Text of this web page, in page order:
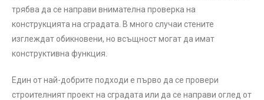
трябва да се направи внимателна проверка на
конструкцията на сградата. В много случаи стените
изглеждат обикновени, но всъщност могат да имат
конструктивна функция.
Един от най-добрите подходи е първо да се провери
строителният проект на сградата или да се направи оглед от